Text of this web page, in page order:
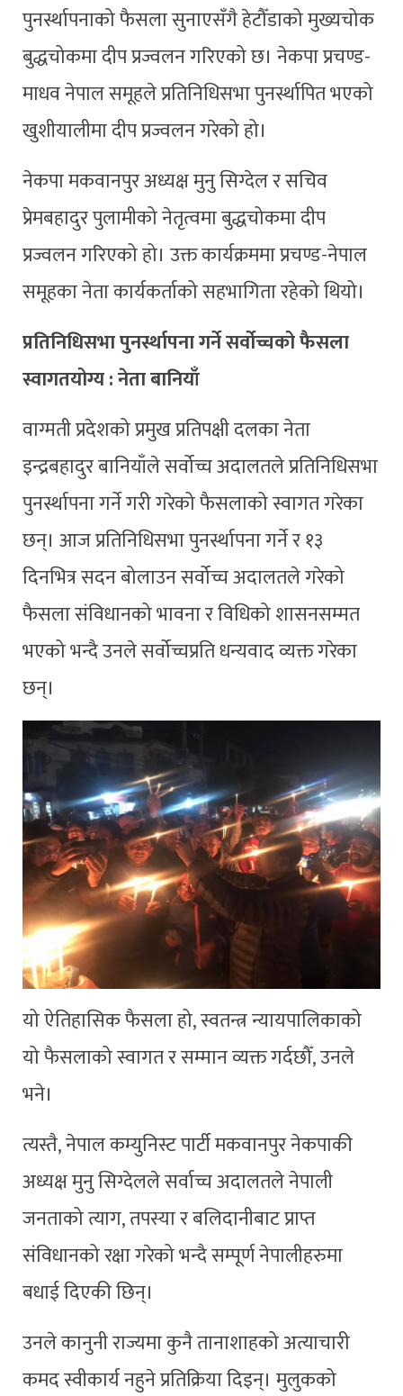
पुनर्स्थापनाको फैसला सुनाएसँगै हेटौँडाको मुख्यचोक
बुद्धचोकमा दीप प्रज्वलन गरिएको छ। नेकपा प्रचण्ड-
माधव नेपाल समूहले प्रतिनिधिसभा पुनर्स्थापित भएको
खुशीयालीमा दीप प्रज्वलन गरेको हो।
नेकपा मकवानपुर अध्यक्ष मुनु सिग्देल र सचिव
प्रेमबहादुर पुलामीको नेतृत्वमा बुद्धचोकमा दीप
प्रज्वलन गरिएको हो। उक्त कार्यक्रममा प्रचण्ड-नेपाल
समूहका नेता कार्यकर्ताको सहभागिता रहेको थियो।
प्रतिनिधिसभा पुनर्स्थापना गर्ने सर्वोच्चको फैसला
स्वागतयोग्य : नेता बानियाँ
वाग्मती प्रदेशको प्रमुख प्रतिपक्षी दलका नेता
इन्द्रबहादुर बानियाँले सर्वोच्च अदालतले प्रतिनिधिसभा
पुनर्स्थापना गर्ने गरी गरेको फैसलाको स्वागत गरेका
छन्। आज प्रतिनिधिसभा पुनर्स्थापना गर्ने र १३
दिनभित्र सदन बोलाउन सर्वोच्च अदालतले गरेको
फैसला संविधानको भावना र विधिको शासनसम्मत
भएको भन्दै उनले सर्वोच्चप्रति धन्यवाद व्यक्त गरेका
छन्।
यो ऐतिहासिक फैसला हो, स्वतन्त्र न्यायपालिकाको
यो फैसलाको स्वागत र सम्मान व्यक्त गर्दछौँ, उनले
भने।
त्यस्तै, नेपाल कम्युनिस्ट पार्टी मकवानपुर नेकपाकी
अध्यक्ष मुनु सिग्देलले सर्वाच्च अदालतले नेपाली
जनताको त्याग, तपस्या र बलिदानीबाट प्राप्त
संविधानको रक्षा गरेको भन्दै सम्पूर्ण नेपालीहरुमा
बधाई दिएकी छिन्।
उनले कानुनी राज्यमा कुनै तानाशाहको अत्याचारी
कमद स्वीकार्य नहुने प्रतिक्रिया दिइन्। मुलुकको